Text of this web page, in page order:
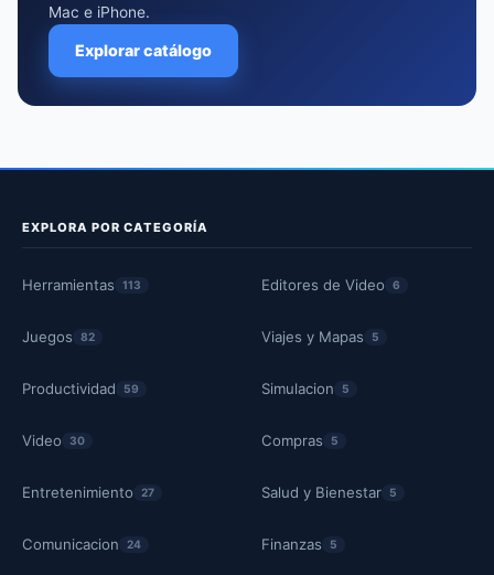
Mac e iPhone.
Explorar catálogo
EXPLORA POR CATEGORÍA
Herramientas 113
Juegos 82
Productividad 59
Video 30
Entretenimiento 27
Comunicacion 24
Editores de Video 6
Viajes y Mapas 5
Simulacion 5
Compras 5
Salud y Bienestar 5
Finanzas 5